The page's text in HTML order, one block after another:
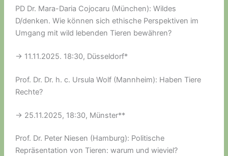
PD Dr. Mara-Daria Cojocaru (München): Wildes
D/denken. Wie können sich ethische Perspektiven im
Umgang mit wild lebenden Tieren bewähren?
-> 11.11.2025. 18:30, Düsseldorf*
Prof. Dr. Dr. h. c. Ursula Wolf (Mannheim): Haben Tiere
Rechte?
-> 25.11.2025, 18:30, Münster**
Prof. Dr. Peter Niesen (Hamburg): Politische
Repräsentation von Tieren: warum und wieviel?